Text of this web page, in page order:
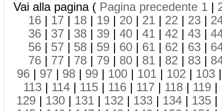
Vai alla pagina ( Pagina precedente 1 |
16 | 17 | 18 | 19 | 20 | 21 | 22 | 23 |
36 | 37 | 38 | 39 | 40 | 41 | 42 | 43 |
56 | 57 | 58 | 59 | 60 | 61 | 62 | 63 |
76 | 77 | 78 | 79 | 80 | 81 | 82 | 83 |
96 | 97 | 98 | 99 | 100 | 101 | 102 | 103
113 | 114 | 115 | 116 | 117 | 118 | 119 |
129 | 130 | 131 | 132 | 133 | 134 | 135 |